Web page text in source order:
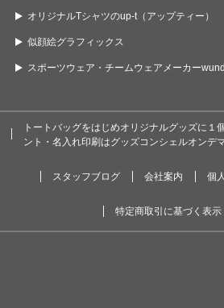
オリジナルTシャツのup-t（アップティー）
似顔絵グラフィックス
スポーツウェア・チームウェアメーカー
トートバッグをはじめオリジナルグッズに１
ント・名入れ印刷はグッズコンシェルオンデ
スタッフブログ 会社案内 個
特定商取引に基づく表示